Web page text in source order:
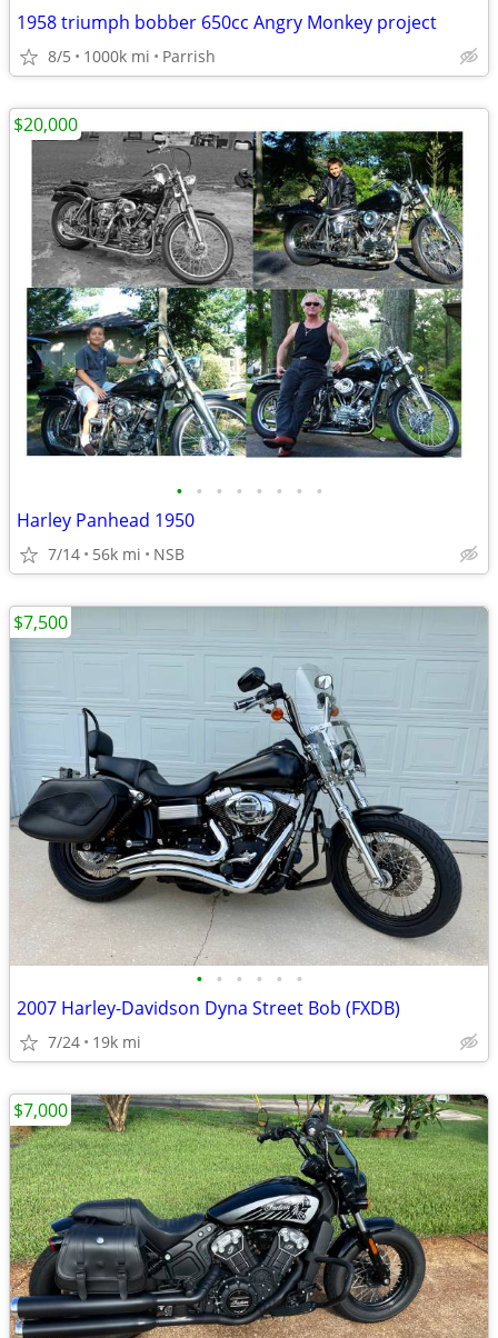
1958 triumph bobber 650cc Angry Monkey project
8/5 1000k mi Parrish
• • • • • • • •
Harley Panhead 1950
7/14 56k mi NSB
$20,000
• • • • • •
2007 Harley-Davidson Dyna Street Bob (FXDB)
7/24 19k mi
$7,500
$7,000